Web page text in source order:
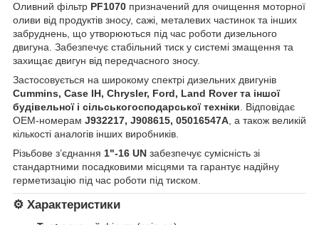
Оливний фільтр PF1070 призначений для очищення моторної
оливи від продуктів зносу, сажі, металевих частинок та інших
забруднень, що утворюються під час роботи дизельного
двигуна. Забезпечує стабільний тиск у системі змащення та
захищає двигун від передчасного зносу.
Застосовується на широкому спектрі дизельних двигунів
Cummins, Case IH, Chrysler, Ford, Land Rover та іншої
будівельної і сільськогосподарської техніки. Відповідає
OEM-номерам J932217, J908615, 05016547A, а також великій
кількості аналогів інших виробників.
Різьбове з’єднання 1"-16 UN забезпечує сумісність зі
стандартними посадковими місцями та гарантує надійну
герметизацію під час роботи під тиском.
⚙️ Характеристики